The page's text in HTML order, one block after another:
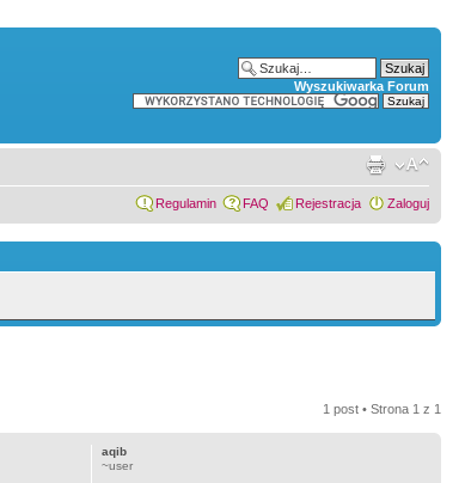
Wyszukiwarka Forum
Regulamin FAQ Rejestracja Zaloguj
1 post • Strona 1 z 1
aqib
~user